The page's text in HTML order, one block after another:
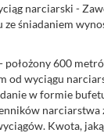
narciarski -
ze śniadaniem
położony 600
od wyciągu
w formie
narciarstwa
Kwota,